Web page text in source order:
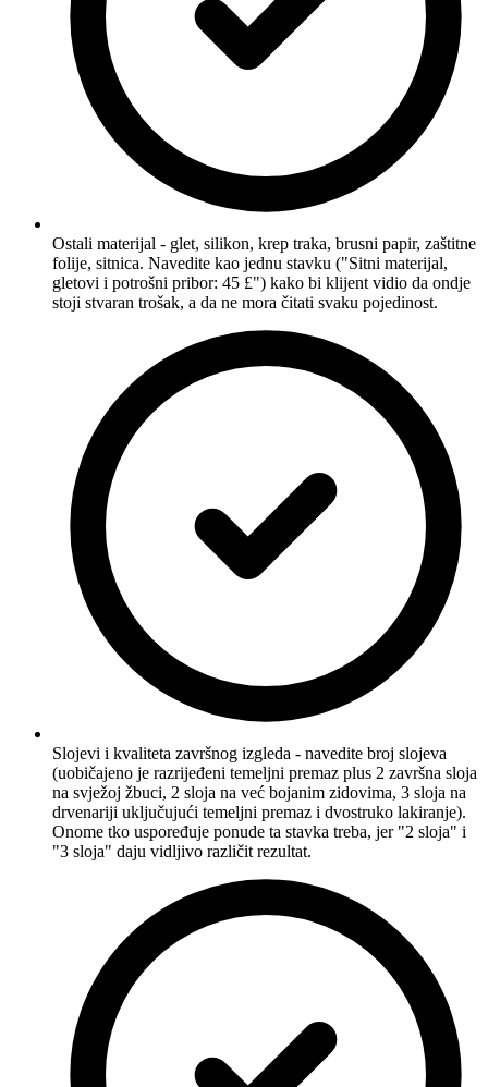
Ostali materijal - glet, silikon, krep traka, brusni papir, zaštitne
folije, sitnica. Navedite kao jednu stavku ("Sitni materijal,
gletovi i potrošni pribor: 45 £") kako bi klijent vidio da ondje
stoji stvaran trošak, a da ne mora čitati svaku pojedinost.
Slojevi i kvaliteta završnog izgleda - navedite broj slojeva
(uobičajeno je razrijeđeni temeljni premaz plus 2 završna sloja
na svježoj žbuci, 2 sloja na već bojanim zidovima, 3 sloja na
drvenariji uključujući temeljni premaz i dvostruko lakiranje).
Onome tko uspoređuje ponude ta stavka treba, jer "2 sloja" i
"3 sloja" daju vidljivo različit rezultat.